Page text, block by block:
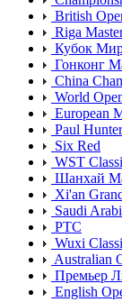
British
Riga
Кубок
Гонконг
China
World
European
Paul
Six Red
WST
Шанхай
Xi'an
Saudi
PTC
Wuxi
Australian
Премьер
English